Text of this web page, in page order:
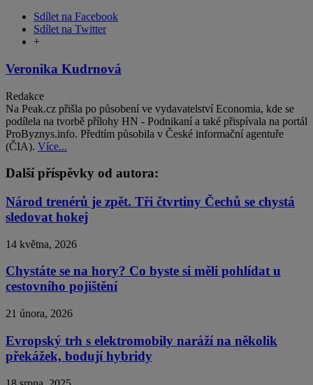
Sdílet na Facebook
Sdílet na Twitter
+
Veronika Kudrnová
Redakce
Na Peak.cz přišla po působení ve vydavatelství Economia, kde se
podílela na tvorbě přílohy HN - Podnikaní a také přispívala na portál
ProByznys.info. Předtím působila v České informační agentuře
(ČIA). Více...
Další příspěvky od autora:
Národ trenérů je zpět. Tři čtvrtiny Čechů se chystá
sledovat hokej
14 května, 2026
Chystáte se na hory? Co byste si měli pohlídat u
cestovního pojištění
21 února, 2026
Evropský trh s elektromobily naráží na několik
překážek, bodují hybridy